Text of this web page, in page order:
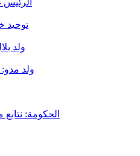
توحيد
ولد
ولد مدو:
الحكومة: